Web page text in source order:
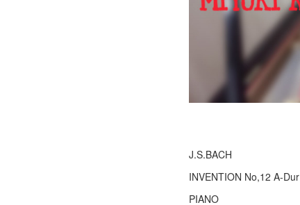
J.S.BACH
INVENTION No,12 A-Dur
PIANO